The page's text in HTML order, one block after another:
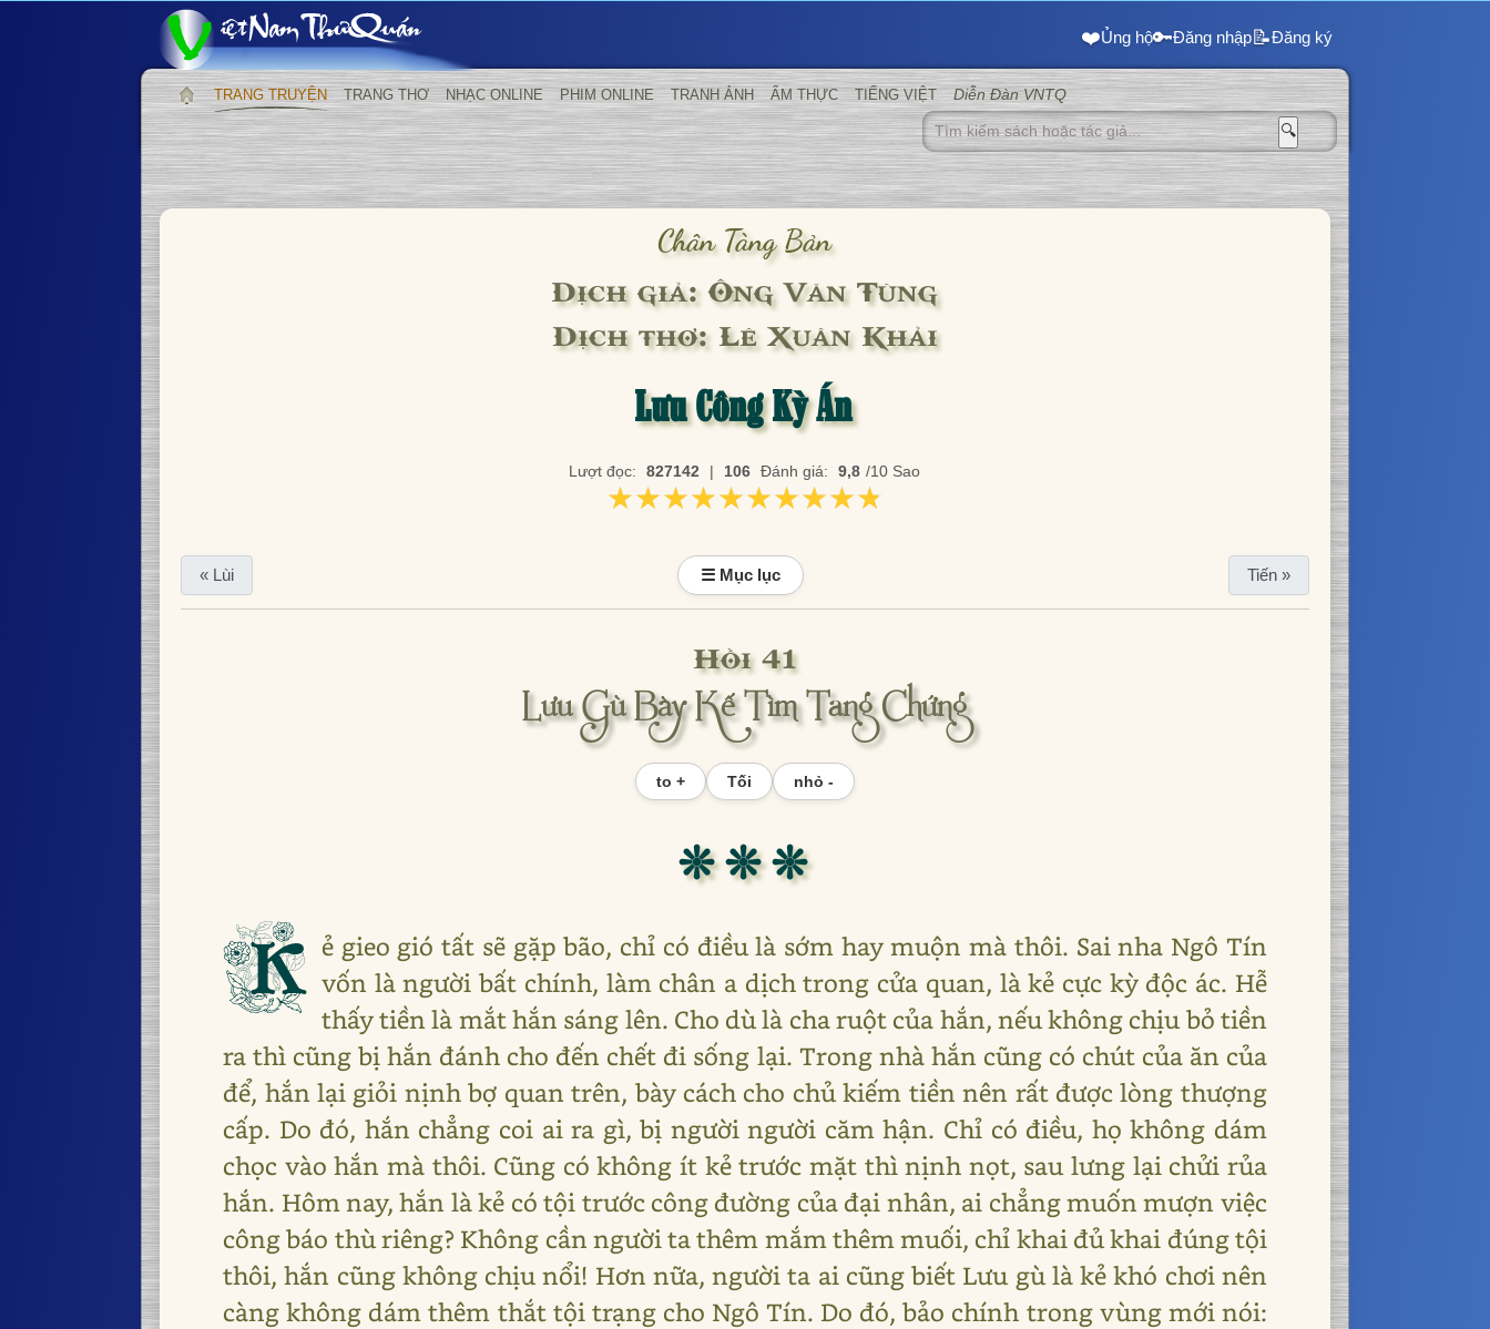
❤️Ủng hộ🔑Đăng nhập📝Đăng ký
TRANG TRUYỆN TRANG THƠ NHẠC ONLINE PHIM ONLINE TRANH ẢNH ẨM THỰC TIẾNG VIỆT Diễn Đàn VNTQ
🔍
Chân Tàng Bản
Dịch giả: Ông Văn Tùng
Dịch thơ: Lê Xuân Khải
Lưu Công Kỳ Án
Lượt đọc: 827142 | 106 Đánh giá: 9,8 /10 Sao
★★★★★★★★★★
★★★★★★★★★★
« Lùi ☰ Mục lục Tiến »
Hồi 41
Lưu Gù Bày Kế Tìm Tang Chứng
to + Tối nhỏ -
❊ ❊ ❊
K ẻ gieo gió tất sẽ gặp bão, chỉ có điều là sớm hay muộn mà thôi. Sai nha Ngô Tín
vốn là người bất chính, làm chân a dịch trong cửa quan, là kẻ cực kỳ độc ác. Hễ
thấy tiền là mắt hắn sáng lên. Cho dù là cha ruột của hắn, nếu không chịu bỏ tiền
ra thì cũng bị hắn đánh cho đến chết đi sống lại. Trong nhà hắn cũng có chút của ăn của
để, hắn lại giỏi nịnh bợ quan trên, bày cách cho chủ kiếm tiền nên rất được lòng thượng
cấp. Do đó, hắn chẳng coi ai ra gì, bị người người căm hận. Chỉ có điều, họ không dám
chọc vào hắn mà thôi. Cũng có không ít kẻ trước mặt thì nịnh nọt, sau lưng lại chửi rủa
hắn. Hôm nay, hắn là kẻ có tội trước công đường của đại nhân, ai chẳng muốn mượn việc
công báo thù riêng? Không cần người ta thêm mắm thêm muối, chỉ khai đủ khai đúng tội
thôi, hắn cũng không chịu nổi! Hơn nữa, người ta ai cũng biết Lưu gù là kẻ khó chơi nên
càng không dám thêm thắt tội trạng cho Ngô Tín. Do đó, bảo chính trong vùng mới nói: